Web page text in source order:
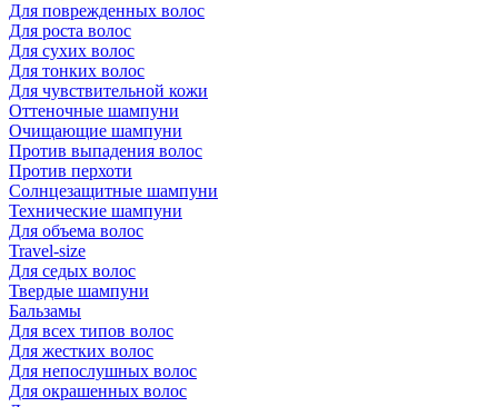
Для поврежденных волос
Для роста волос
Для сухих волос
Для тонких волос
Для чувствительной кожи
Оттеночные шампуни
Очищающие шампуни
Против выпадения волос
Против перхоти
Солнцезащитные шампуни
Технические шампуни
Для объема волос
Travel-size
Для седых волос
Твердые шампуни
Бальзамы
Для всех типов волос
Для жестких волос
Для непослушных волос
Для окрашенных волос